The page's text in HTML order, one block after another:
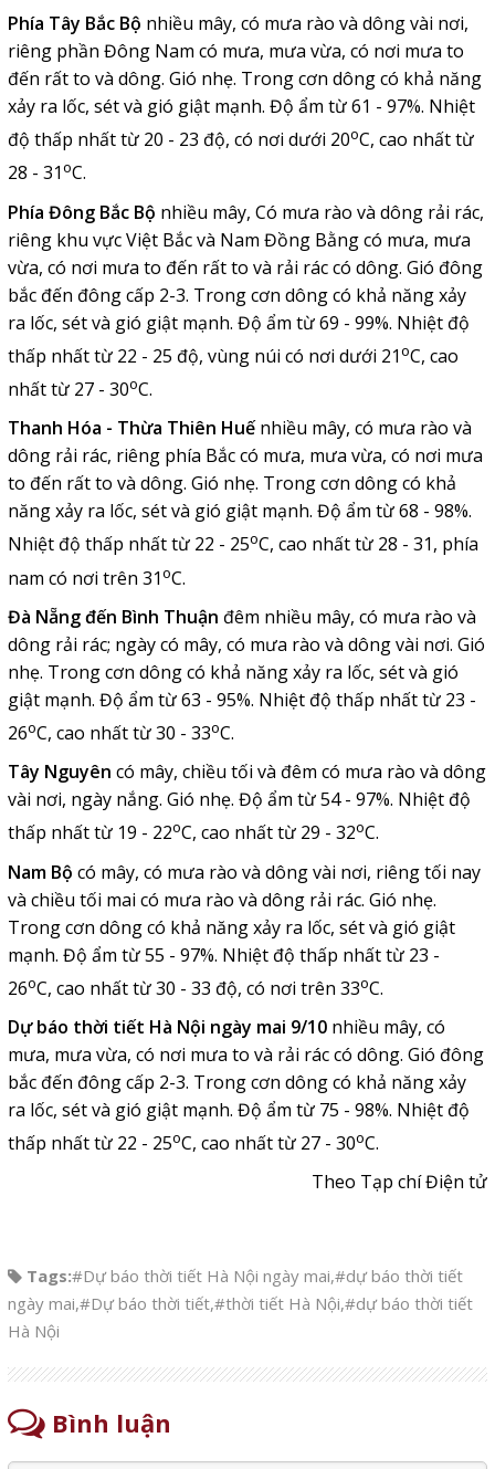
Phía Tây Bắc Bộ nhiều mây, có mưa rào và dông vài nơi,
riêng phần Đông Nam có mưa, mưa vừa, có nơi mưa to
đến rất to và dông. Gió nhẹ. Trong cơn dông có khả năng
xảy ra lốc, sét và gió giật mạnh. Độ ẩm từ 61 - 97%. Nhiệt
độ thấp nhất từ 20 - 23 độ, có nơi dưới 20oC, cao nhất từ
28 - 31oC.
Phía Đông Bắc Bộ nhiều mây, Có mưa rào và dông rải rác,
riêng khu vực Việt Bắc và Nam Đồng Bằng có mưa, mưa
vừa, có nơi mưa to đến rất to và rải rác có dông. Gió đông
bắc đến đông cấp 2-3. Trong cơn dông có khả năng xảy
ra lốc, sét và gió giật mạnh. Độ ẩm từ 69 - 99%. Nhiệt độ
thấp nhất từ 22 - 25 độ, vùng núi có nơi dưới 21oC, cao
nhất từ 27 - 30oC.
Thanh Hóa - Thừa Thiên Huếnhiều mây, có mưa rào và
dông rải rác, riêng phía Bắc có mưa, mưa vừa, có nơi mưa
to đến rất to và dông. Gió nhẹ. Trong cơn dông có khả
năng xảy ra lốc, sét và gió giật mạnh. Độ ẩm từ 68 - 98%.
Nhiệt độ thấp nhất từ 22 - 25oC, cao nhất từ 28 - 31, phía
nam có nơi trên 31oC.
Đà Nẵng đến Bình Thuận đêm nhiều mây, có mưa rào và
dông rải rác; ngày có mây, có mưa rào và dông vài nơi. Gió
nhẹ. Trong cơn dông có khả năng xảy ra lốc, sét và gió
giật mạnh. Độ ẩm từ 63 - 95%. Nhiệt độ thấp nhất từ 23 -
26oC, cao nhất từ 30 - 33oC.
Tây Nguyên có mây, chiều tối và đêm có mưa rào và dông
vài nơi, ngày nắng. Gió nhẹ. Độ ẩm từ 54 - 97%. Nhiệt độ
thấp nhất từ 19 - 22oC, cao nhất từ 29 - 32oC.
Nam Bộ có mây, có mưa rào và dông vài nơi, riêng tối nay
và chiều tối mai có mưa rào và dông rải rác. Gió nhẹ.
Trong cơn dông có khả năng xảy ra lốc, sét và gió giật
mạnh. Độ ẩm từ 55 - 97%. Nhiệt độ thấp nhất từ 23 -
26oC, cao nhất từ 30 - 33 độ, có nơi trên 33oC.
Dự báo thời tiết Hà Nội ngày mai 9/10nhiều mây, có
mưa, mưa vừa, có nơi mưa to và rải rác có dông. Gió đông
bắc đến đông cấp 2-3. Trong cơn dông có khả năng xảy
ra lốc, sét và gió giật mạnh. Độ ẩm từ 75 - 98%. Nhiệt độ
thấp nhất từ 22 - 25oC, cao nhất từ 27 - 30oC.
Theo Tạp chí Điện tử
Tags:#Dự báo thời tiết Hà Nội ngày mai,#dự báo thời tiết
ngày mai,#Dự báo thời tiết,#thời tiết Hà Nội,#dự báo thời tiết
Hà Nội
Bình luận